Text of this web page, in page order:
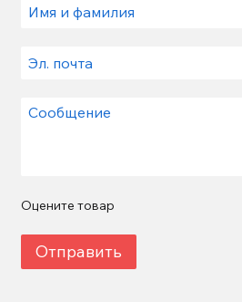
Оцените товар
Отправить